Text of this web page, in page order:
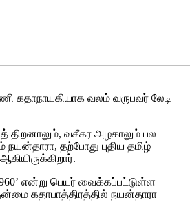
கதாநாயகியாக வலம் வருபவர் லேடி
திறனாலும், வசீகர அழகாலும் பல
நயன்தாரா, தற்போது புதிய தமிழ்
என்று பெயர் வைக்கப்பட்டுள்ள
கதாபாத்திரத்தில் நயன்தாரா